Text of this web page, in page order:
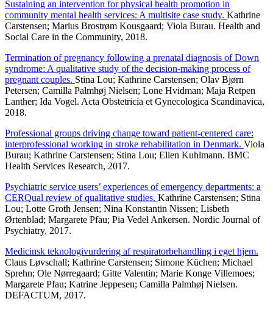
Sustaining an intervention for physical health promotion in
community mental health services: A multisite case study. Kathrine
Carstensen; Marius Brostrøm Kousgaard; Viola Burau. Health and
Social Care in the Community, 2018.
Termination of pregnancy following a prenatal diagnosis of Down
syndrome: A qualitative study of the decision-making process of
pregnant couples. Stina Lou; Kathrine Carstensen; Olav Bjørn
Petersen; Camilla Palmhøj Nielsen; Lone Hvidman; Maja Retpen
Lanther; Ida Vogel. Acta Obstetricia et Gynecologica Scandinavica,
2018.
Professional groups driving change toward patient-centered care:
interprofessional working in stroke rehabilitation in Denmark. Viola
Burau; Kathrine Carstensen; Stina Lou; Ellen Kuhlmann. BMC
Health Services Research, 2017.
Psychiatric service users’ experiences of emergency departments: a
CERQual review of qualitative studies. Kathrine Carstensen; Stina
Lou; Lotte Groth Jensen; Nina Konstantin Nissen; Lisbeth
Ørtenblad; Margarete Pfau; Pia Vedel Ankersen. Nordic Journal of
Psychiatry, 2017.
Medicinsk teknologivurdering af respiratorbehandling i eget hjem.
Claus Løvschall; Kathrine Carstensen; Simone Küchen; Michael
Sprehn; Ole Nørregaard; Gitte Valentin; Marie Konge Villemoes;
Margarete Pfau; Katrine Jeppesen; Camilla Palmhøj Nielsen.
DEFACTUM, 2017.